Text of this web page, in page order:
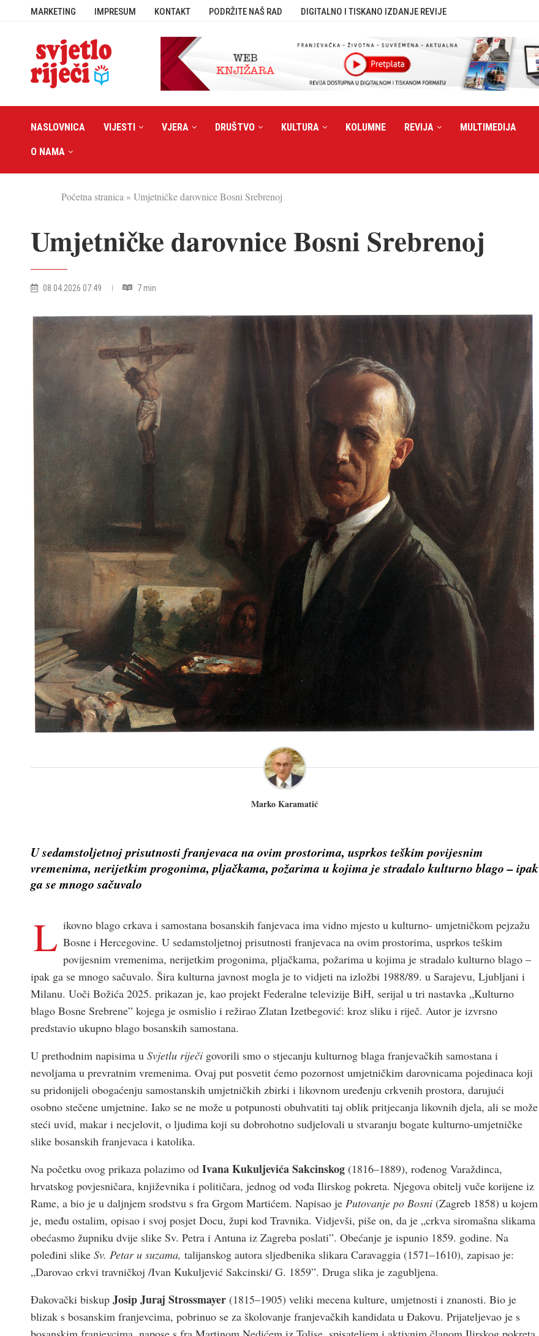
MARKETING IMPRESUM KONTAKT PODRŽITE NAŠ RAD DIGITALNO I TISKANO IZDANJE REVIJE
NASLOVNICA VIJESTI VJERA DRUŠTVO KULTURA KOLUMNE REVIJA MULTIMEDIJA
O NAMA
Početna stranica » Umjetničke darovnice Bosni Srebrenoj
Umjetničke darovnice Bosni Srebrenoj
08.04.2026 07:49 7 min
Marko Karamatić
U sedamstoljetnoj prisutnosti franjevaca na ovim prostorima, usprkos teškim povijesnim
vremenima, nerijetkim progonima, pljačkama, požarima u kojima je stradalo kulturno blago – ipak
ga se mnogo sačuvalo
L ikovno blago crkava i samostana bosanskih fanjevaca ima vidno mjesto u kulturno- umjetničkom pejzažu
Bosne i Hercegovine. U sedamstoljetnoj prisutnosti franjevaca na ovim prostorima, usprkos teškim
povijesnim vremenima, nerijetkim progonima, pljačkama, požarima u kojima je stradalo kulturno blago –
ipak ga se mnogo sačuvalo. Šira kulturna javnost mogla je to vidjeti na izložbi 1988/89. u Sarajevu, Ljubljani i
Milanu. Uoči Božića 2025. prikazan je, kao projekt Federalne televizije BiH, serijal u tri nastavka „Kulturno
blago Bosne Srebrene” kojega je osmislio i režirao Zlatan Izetbegović: kroz sliku i riječ. Autor je izvrsno
predstavio ukupno blago bosanskih samostana.
U prethodnim napisima u Svjetlu riječi govorili smo o stjecanju kulturnog blaga franjevačkih samostana i
nevoljama u prevratnim vremenima. Ovaj put posvetit ćemo pozornost umjetničkim darovnicama pojedinaca koji
su pridonijeli obogaćenju samostanskih umjetničkih zbirki i likovnom uređenju crkvenih prostora, darujući
osobno stečene umjetnine. Iako se ne može u potpunosti obuhvatiti taj oblik pritjecanja likovnih djela, ali se može
steći uvid, makar i necjelovit, o ljudima koji su dobrohotno sudjelovali u stvaranju bogate kulturno-umjetničke
slike bosanskih franjevaca i katolika.
Na početku ovog prikaza polazimo od Ivana Kukuljevića Sakcinskog (1816–1889), rođenog Varaždinca,
hrvatskog povjesničara, književnika i političara, jednog od vođa Ilirskog pokreta. Njegova obitelj vuče korijene iz
Rame, a bio je u daljnjem srodstvu s fra Grgom Martićem. Napisao je Putovanje po Bosni (Zagreb 1858) u kojem
je, među ostalim, opisao i svoj posjet Docu, župi kod Travnika. Vidjevši, piše on, da je „crkva siromašna slikama
obećasmo župniku dvije slike Sv. Petra i Antuna iz Zagreba poslati”. Obećanje je ispunio 1859. godine. Na
poleđini slike Sv. Petar u suzama, talijanskog autora sljedbenika slikara Caravaggia (1571–1610), zapisao je:
„Darovao crkvi travničkoj /Ivan Kukuljević Sakcinski/ G. 1859”. Druga slika je zagubljena.
Đakovački biskup Josip Juraj Strossmayer (1815–1905) veliki mecena kulture, umjetnosti i znanosti. Bio je
blizak s bosanskim franjevcima, pobrinuo se za školovanje franjevačkih kandidata u Đakovu. Prijateljevao je s